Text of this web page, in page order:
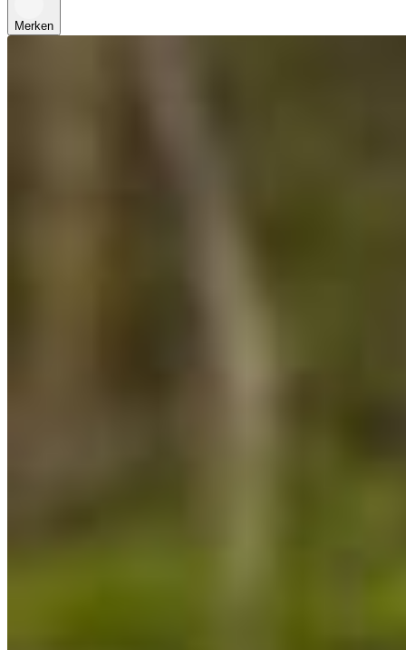
Merken